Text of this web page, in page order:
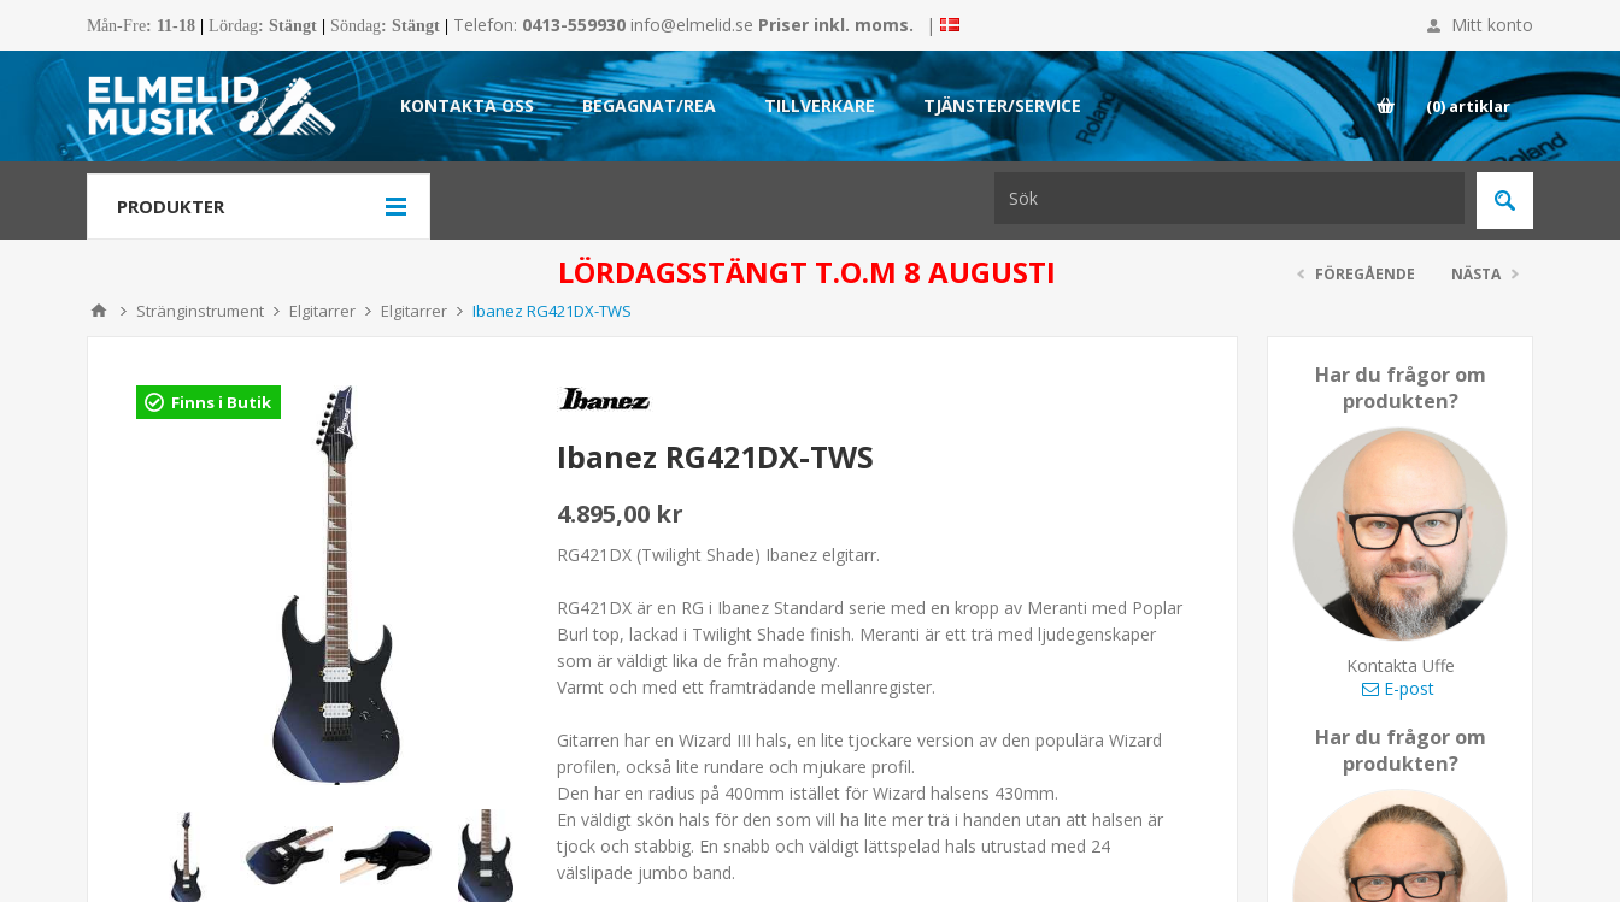
Mån-Fre: 11-18 Lördag: Stängt Söndag: Stängt Telefon: 0413-559930 info@elmelid.se Priser inkl. moms. | Mitt konto
KONTAKTA OSS BEGAGNAT/REA TILLVERKARE TJÄNSTER/SERVICE (0)artiklar
PRODUKTER
LÖRDAGSSTÄNGT T.O.M 8 AUGUSTI
Stränginstrument Elgitarrer Elgitarrer Ibanez RG421DX-TWS
FÖREGÅENDE NÄSTA
Har du frågor om
produkten?
Kontakta Uffe
E-post
Har du frågor om
produkten?
Finns i Butik
Ibanez RG421DX-TWS
4.895,00 kr
RG421DX (Twilight Shade) Ibanez elgitarr.
RG421DX är en RG i Ibanez Standard serie med en kropp av Meranti med Poplar
Burl top, lackad i Twilight Shade finish. Meranti är ett trä med ljudegenskaper
som är väldigt lika de från mahogny.
Varmt och med ett framträdande mellanregister.
Gitarren har en Wizard III hals, en lite tjockare version av den populära Wizard
profilen, också lite rundare och mjukare profil.
Den har en radius på 400mm istället för Wizard halsens 430mm.
En väldigt skön hals för den som vill ha lite mer trä i handen utan att halsen är
tjock och stabbig. En snabb och väldigt lättspelad hals utrustad med 24
välslipade jumbo band.